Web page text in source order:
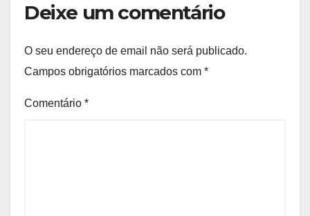
Deixe um comentário
O seu endereço de email não será publicado.
Campos obrigatórios marcados com *
Comentário *